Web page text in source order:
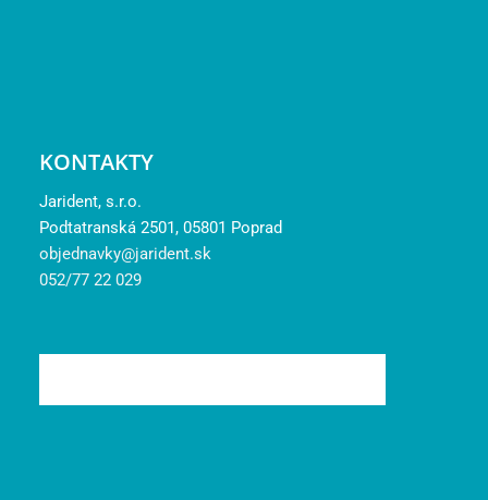
KONTAKTY
Jarident, s.r.o.
Podtatranská 2501, 05801 Poprad
objednavky@jarident.sk
052/77 22 029